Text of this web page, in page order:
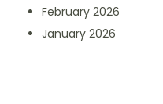
February 2026
January 2026